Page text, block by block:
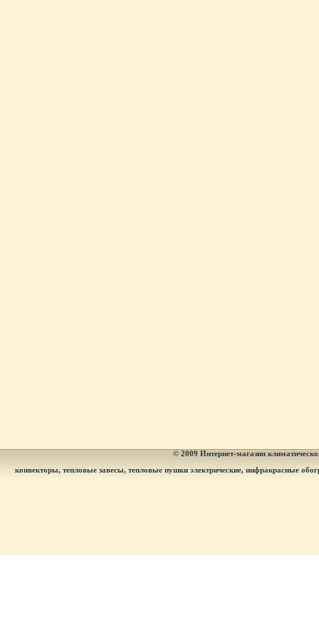
© 2009 Интернет-магазин
конвекторы, тепловые завесы, тепловые пушки электрические, инфракрасные